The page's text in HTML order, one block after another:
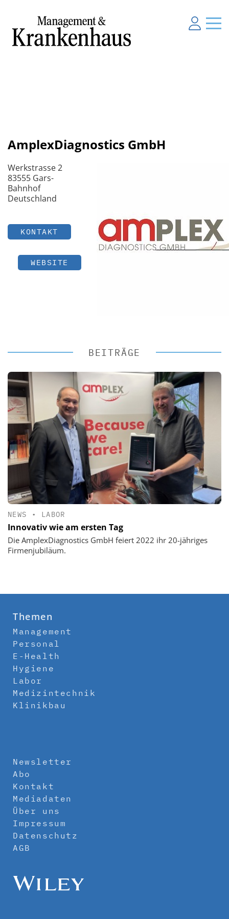
AmplexDiagnostics GmbH
Werkstrasse 2
83555 Gars-
Bahnhof
Deutschland
KONTAKT
WEBSITE
BEITRÄGE
NEWS • LABOR
Innovativ wie am ersten Tag
Die AmplexDiagnostics GmbH feiert 2022 ihr 20-jähriges
Firmenjubiläum.
Themen
Management
Personal
E-Health
Hygiene
Labor
Medizintechnik
Klinikbau
Newsletter
Abo
Kontakt
Mediadaten
Über uns
Impressum
Datenschutz
AGB